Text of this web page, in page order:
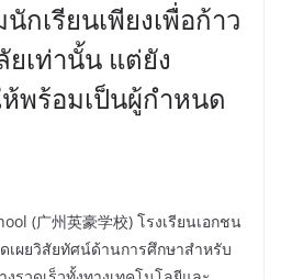
นักเรียนเพียงเพื่อก้าว
ยเท่านั้น แต่ยัง
ห้พร้อมเป็นผู้กำหนด
(广州英豪学校) โรงเรียนเอกชน
เผยวิสัยทัศน์ด้านการศึกษาสำหรับ